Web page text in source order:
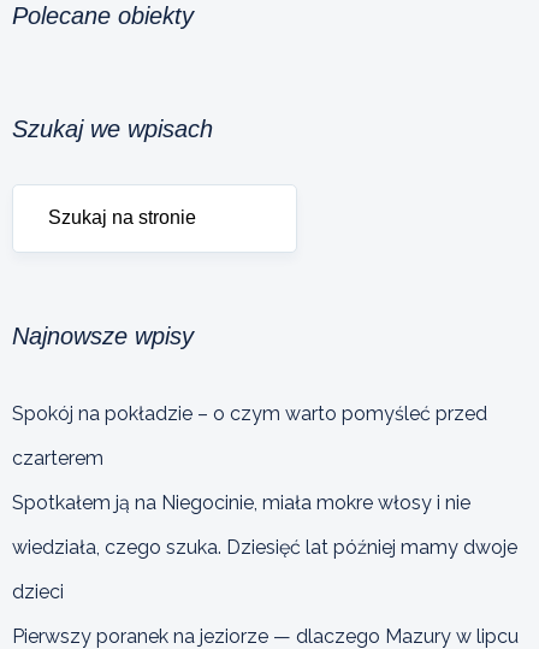
Polecane obiekty
Szukaj we wpisach
Najnowsze wpisy
Spokój na pokładzie – o czym warto pomyśleć przed
czarterem
Spotkałem ją na Niegocinie, miała mokre włosy i nie
wiedziała, czego szuka. Dziesięć lat później mamy dwoje
dzieci
Pierwszy poranek na jeziorze — dlaczego Mazury w lipcu